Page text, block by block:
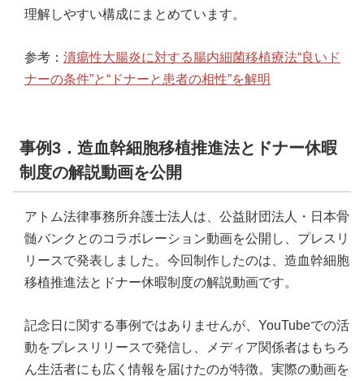
理解しやすい構成にまとめています。
参考： 潰瘍性大腸炎に対する腸内細菌移植療法“良いド
ナーの条件”と“ドナーと患者の相性”を解明
事例3．造血幹細胞移植推進法とドナー休暇
制度の解説動画を公開
アトム法律事務所弁護士法人は、公益財団法人・日本骨
髄バンクとのコラボレーション動画を公開し、プレスリ
リースで発表しました。今回制作したのは、造血幹細胞
移植推進法とドナー休暇制度の解説動画です。
記念日に関する事例ではありませんが、YouTubeでの活
動をプレスリリースで発信し、メディア関係者はもちろ
ん生活者にも広く情報を届けたのが特徴。実際の動画を